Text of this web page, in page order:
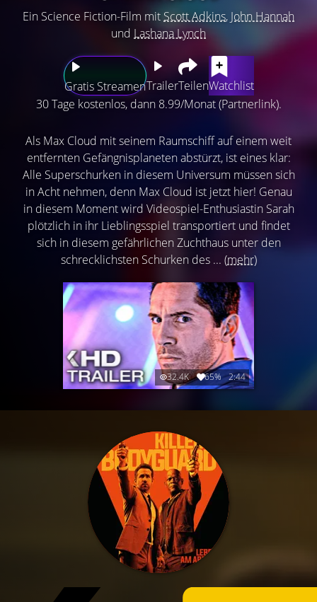
Ein Science Fiction-Film mitScott Adkins, John Hannah
und Lashana Lynch
Gratis StreamenTrailerTeilenWatchlist
30 Tage kostenlos, dann 8.99/Monat (Partnerlink).
Als Max Cloud mit seinem Raumschiff auf einem weit
entfernten Gefängnisplaneten abstürzt, ist eines klar:
Alle Superschurken in diesem Universum müssen sich
in Acht nehmen, denn Max Cloud ist jetzt hier! Genau
in diesem Moment wird Videospiel-Enthusiastin Sarah
plötzlich in ihr Lieblingsspiel transportiert und findet
sich in diesem gefährlichen Zuchthaus unter den
schrecklichsten Schurken des ... (mehr)
32.4K 65% 2:44